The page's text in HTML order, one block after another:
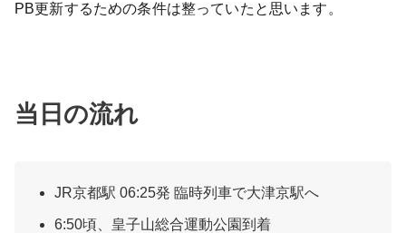
PB更新するための条件は整っていたと思います。
当日の流れ
JR京都駅 06:25発 臨時列車で大津京駅へ
6:50頃、皇子山総合運動公園到着